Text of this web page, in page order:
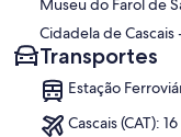
Museu do Farol de
Cidadela de Cascais
Transportes
Estação
Cascais (CAT):